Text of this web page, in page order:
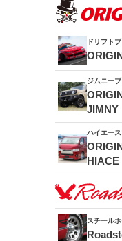
ドリフト
エアロ
ドリフ
風神
雷神
フロン
リアフ
ブラッ
ジムニー
JIMNY
アルミホイ
MUD-
アルミホ
MUD-
MUD-S7
ハイエー
HIACE
エアロ
LUX
オーバ
スチール